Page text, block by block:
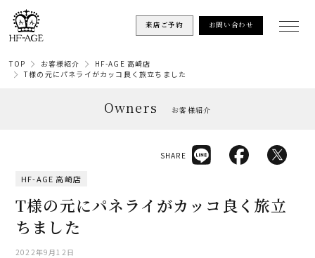
来店ご予約 お問い合わせ
TOP お客様紹介
HF-AGE 高崎店
T様の元にパネライがカッコ良く旅立ちました
Owners お客様紹介
HF-AGE 高崎店
T様の元にパネライがカッコ良く旅立
ちました
2022年9月12日
SHARE